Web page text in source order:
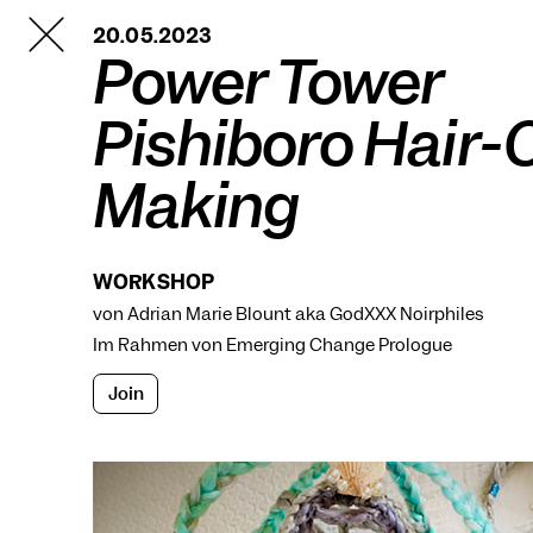
TANZFABRIK
BERLIN20.05.2023
Power Tower
Pishiboro Hair-
Making
WORKSHOP
von Adrian Marie Blount aka GodXXX Noirphiles
Im Rahmen von Emerging Change Prologue
Join